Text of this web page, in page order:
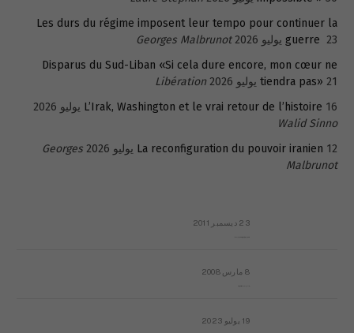
Les durs du régime imposent leur tempo pour continuer la
guerre 23 يوليو 2026
Georges Malbrunot
Disparus du Sud-Liban «Si cela dure encore, mon cœur ne
tiendra pas» 21 يوليو 2026
Libération
L’Irak, Washington et le vrai retour de l’histoire 16 يوليو 2026
Walid Sinno
La reconfiguration du pouvoir iranien 12 يوليو 2026
Georges
Malbrunot
23 ديسمبر 2011
8 مارس 2008
19 يوليو 2023